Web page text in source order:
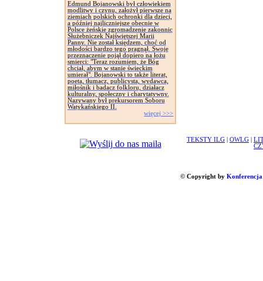
Edmund Bojanowski był człowiekiem
modlitwy i czynu, założył pierwsze na
ziemiach polskich ochronki dla dzieci,
a później najliczniejsze obecnie w
Polsce żeńskie zgromadzenie zakonnic
Służebniczek Najświętszej Marii
Panny. Nie został księdzem, choć od
młodości bardzo tego pragnął. Swoje
przeznaczenie pojął dopiero na łożu
smierci: "Teraz rozumiem, że Bóg
chciał, abym w stanie świeckim
umierał". Bojanowski to także literat,
poeta, tłumacz, publicysta, wydawca,
miłośnik i badacz folkloru, działacz
kulturalny, społeczny i charytatywny.
Nazywany był prekursorem Soboru
Watykańskiego II.
więcej >>>
TEKSTY ILG OWLG
© Copyright by Konferencja